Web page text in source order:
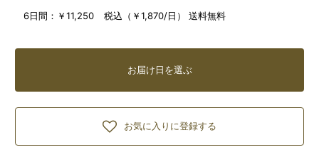
6日間： ￥11,250 税込（￥1,870/日） 送料無料
お届け日を選ぶ
お気に入りに登録する